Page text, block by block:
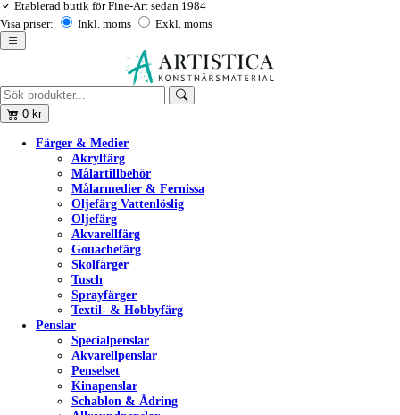
Etablerad butik för Fine-Art sedan 1984
Visa priser:
Inkl. moms Exkl. moms
0 kr
Färger & Medier
Akrylfärg
Målartillbehör
Målarmedier & Fernissa
Oljefärg Vattenlöslig
Oljefärg
Akvarellfärg
Gouachefärg
Skolfärger
Tusch
Sprayfärger
Textil- & Hobbyfärg
Penslar
Specialpenslar
Akvarellpenslar
Penselset
Kinapenslar
Schablon & Ådring